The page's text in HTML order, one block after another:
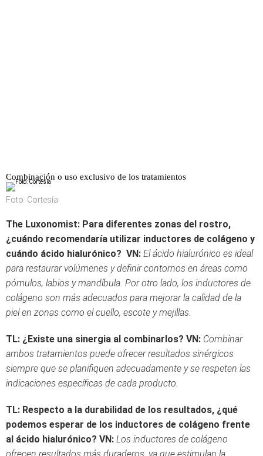
Combinación o uso exclusivo de los tratamientos
Foto: Cortesía
The Luxonomist: Para diferentes zonas del rostro,
¿cuándo recomendaría utilizar inductores de colágeno y
cuándo ácido hialurónico? VN: El ácido hialurónico es ideal
para restaurar volúmenes y definir contornos en áreas como
pómulos, labios y mandíbula. Por otro lado, los inductores de
colágeno son más adecuados para mejorar la calidad de la
piel en zonas como el cuello, escote y mejillas.
TL: ¿Existe una sinergia al combinarlos? VN: Combinar
ambos tratamientos puede ofrecer resultados sinérgicos
siempre que se planifiquen adecuadamente y se respeten las
indicaciones específicas de cada producto.
TL: Respecto a la durabilidad de los resultados, ¿qué
podemos esperar de los inductores de colágeno frente
al ácido hialurónico? VN: Los inductores de colágeno